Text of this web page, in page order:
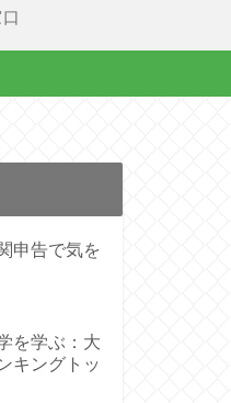
申告で気を
を学ぶ：大
キングトッ